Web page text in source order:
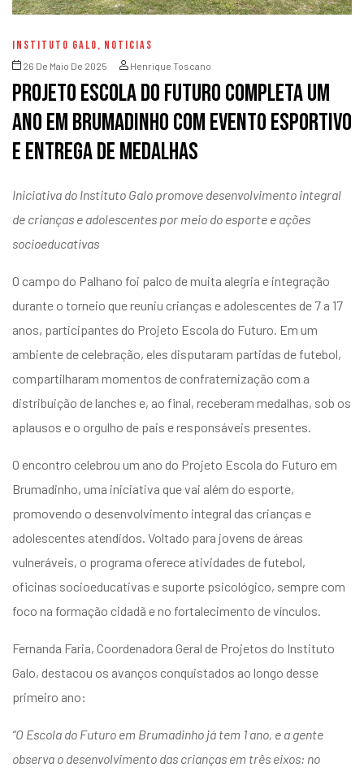
INSTITUTO GALO, NOTICIAS
26 De Maio De 2025 Henrique Toscano
Projeto Escola do Futuro completa um
ano em Brumadinho com evento esportivo
e entrega de medalhas
Iniciativa do Instituto Galo promove desenvolvimento integral
de crianças e adolescentes por meio do esporte e ações
socioeducativas
O campo do Palhano foi palco de muita alegria e integração
durante o torneio que reuniu crianças e adolescentes de 7 a 17
anos, participantes do Projeto Escola do Futuro. Em um
ambiente de celebração, eles disputaram partidas de futebol,
compartilharam momentos de confraternização com a
distribuição de lanches e, ao final, receberam medalhas, sob os
aplausos e o orgulho de pais e responsáveis presentes.
O encontro celebrou um ano do Projeto Escola do Futuro em
Brumadinho, uma iniciativa que vai além do esporte,
promovendo o desenvolvimento integral das crianças e
adolescentes atendidos. Voltado para jovens de áreas
vulneráveis, o programa oferece atividades de futebol,
oficinas socioeducativas e suporte psicológico, sempre com
foco na formação cidadã e no fortalecimento de vínculos.
Fernanda Faria, Coordenadora Geral de Projetos do Instituto
Galo, destacou os avanços conquistados ao longo desse
primeiro ano:
“O Escola do Futuro em Brumadinho já tem 1 ano, e a gente
observa o desenvolvimento das crianças em três eixos: no